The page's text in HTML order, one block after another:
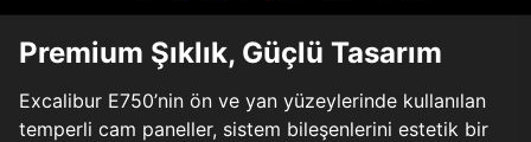
Premium Şıklık, Güçlü Tasarım
Excalibur E750’nin ön ve yan yüzeylerinde kullanılan
temperli cam paneller, sistem bileşenlerini estetik bir